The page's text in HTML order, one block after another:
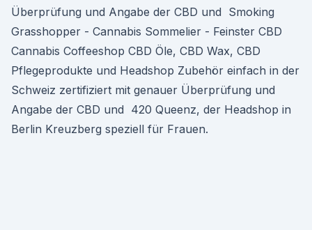
Überprüfung und Angabe der CBD und Smoking
Grasshopper - Cannabis Sommelier - Feinster CBD
Cannabis Coffeeshop CBD Öle, CBD Wax, CBD
Pflegeprodukte und Headshop Zubehör einfach in der
Schweiz zertifiziert mit genauer Überprüfung und
Angabe der CBD und 420 Queenz, der Headshop in
Berlin Kreuzberg speziell für Frauen.